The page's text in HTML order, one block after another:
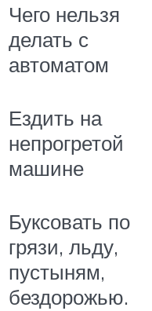
Чего нельзя
делать с
автоматом
Ездить на
непрогретой
машине
Буксовать по
грязи, льду,
пустыням,
бездорожью.